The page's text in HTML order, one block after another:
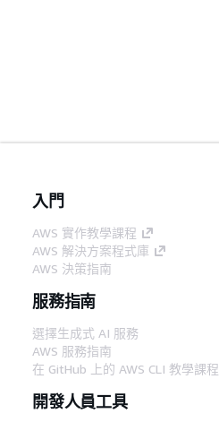
入門
AWS 實作教學課程
AWS 解決方案程式庫
AWS 決策指南
服務指南
選擇生成式 AI 服務
AWS 服務指南
在 GitHub 上的 AWS CLI 教學課程
開發人員工具